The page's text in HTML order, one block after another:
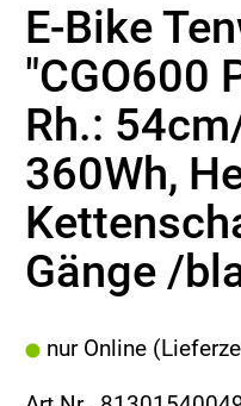
E-Bike
"CGO600
Rh.:
360Wh,
Gänge /
nur Online